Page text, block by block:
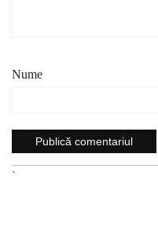
Nume
`